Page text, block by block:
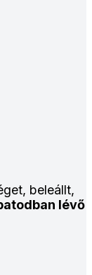
beleállt,
lévő